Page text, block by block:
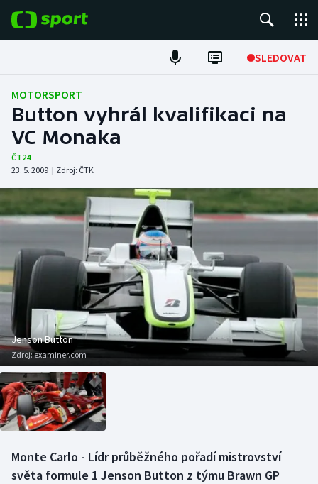
SLEDOVAT
Fotbal
Hokej
Tenis
Atletika
Cyklistika
DALŠÍ SPORTY
Americký fotbal
Baseball a softbal
Basketbal
Biatlon
Boby a skeleton
Box
NEPŘEHLÉDNĚTE
Soutěže
Historické návraty
Aplikace ČT sport
AZ kvíz
MOTORSPORT
Button vyhrál kvalifikaci na
VC Monaka
ČT24
23. 5. 2009 | Zdroj: ČTK
Jenson Button
Zdroj:examiner.com
Monte Carlo - Lídr průběžného pořadí mistrovství
světa formule 1 Jenson Button z týmu Brawn GP